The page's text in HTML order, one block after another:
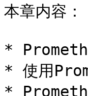
本章内容：
*
* 使用